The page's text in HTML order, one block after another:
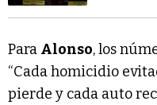
Para Alonso, los
“Cada homicidio
pierde y cada auto